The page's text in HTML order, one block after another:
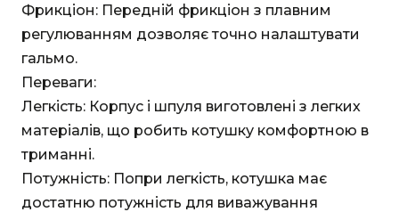
Фрикціон: Передній фрикціон з плавним
регулюванням дозволяє точно налаштувати
гальмо.
Переваги:
Легкість: Корпус і шпуля виготовлені з легких
матеріалів, що робить котушку комфортною в
триманні.
Потужність: Попри легкість, котушка має
достатню потужність для виважування